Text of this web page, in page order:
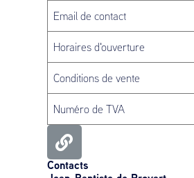
Email de contact
Horaires d'ouverture
Conditions de vente
Numéro de TVA
Contacts